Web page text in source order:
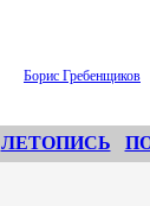
Борис Гребенщиков
ЛЕТОПИСЬ